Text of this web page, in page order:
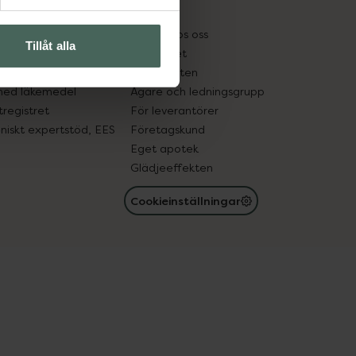
Tillåt alla
in gammal medicin
läkemedel
expertstöd, EES
Pressrum
Jobba hos oss
Hållbarhet
Samarbeten
Ägare och ledningsgrupp
För leverantörer
Företagskund
Eget apotek
Glädjeeffekten
Cookieinställningar